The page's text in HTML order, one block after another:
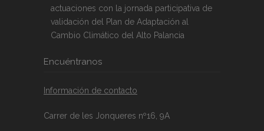
actuaciones con la jornada participativa de
validación del Plan de Adaptación al
Cambio Climático del Alto Palancia
Encuéntranos
Información de contacto
Carrer de les Jonqueres nº16, 9A